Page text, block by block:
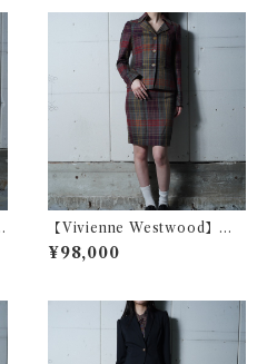
【Vivienne Westwood】ヴ
ィヴィアンウエストウッド ウ
ール100％チェックジャケッ
¥98,000